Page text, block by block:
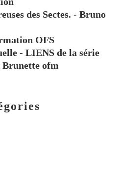
des Sectes. - Bruno
OFS
- LIENS de la série
ofm